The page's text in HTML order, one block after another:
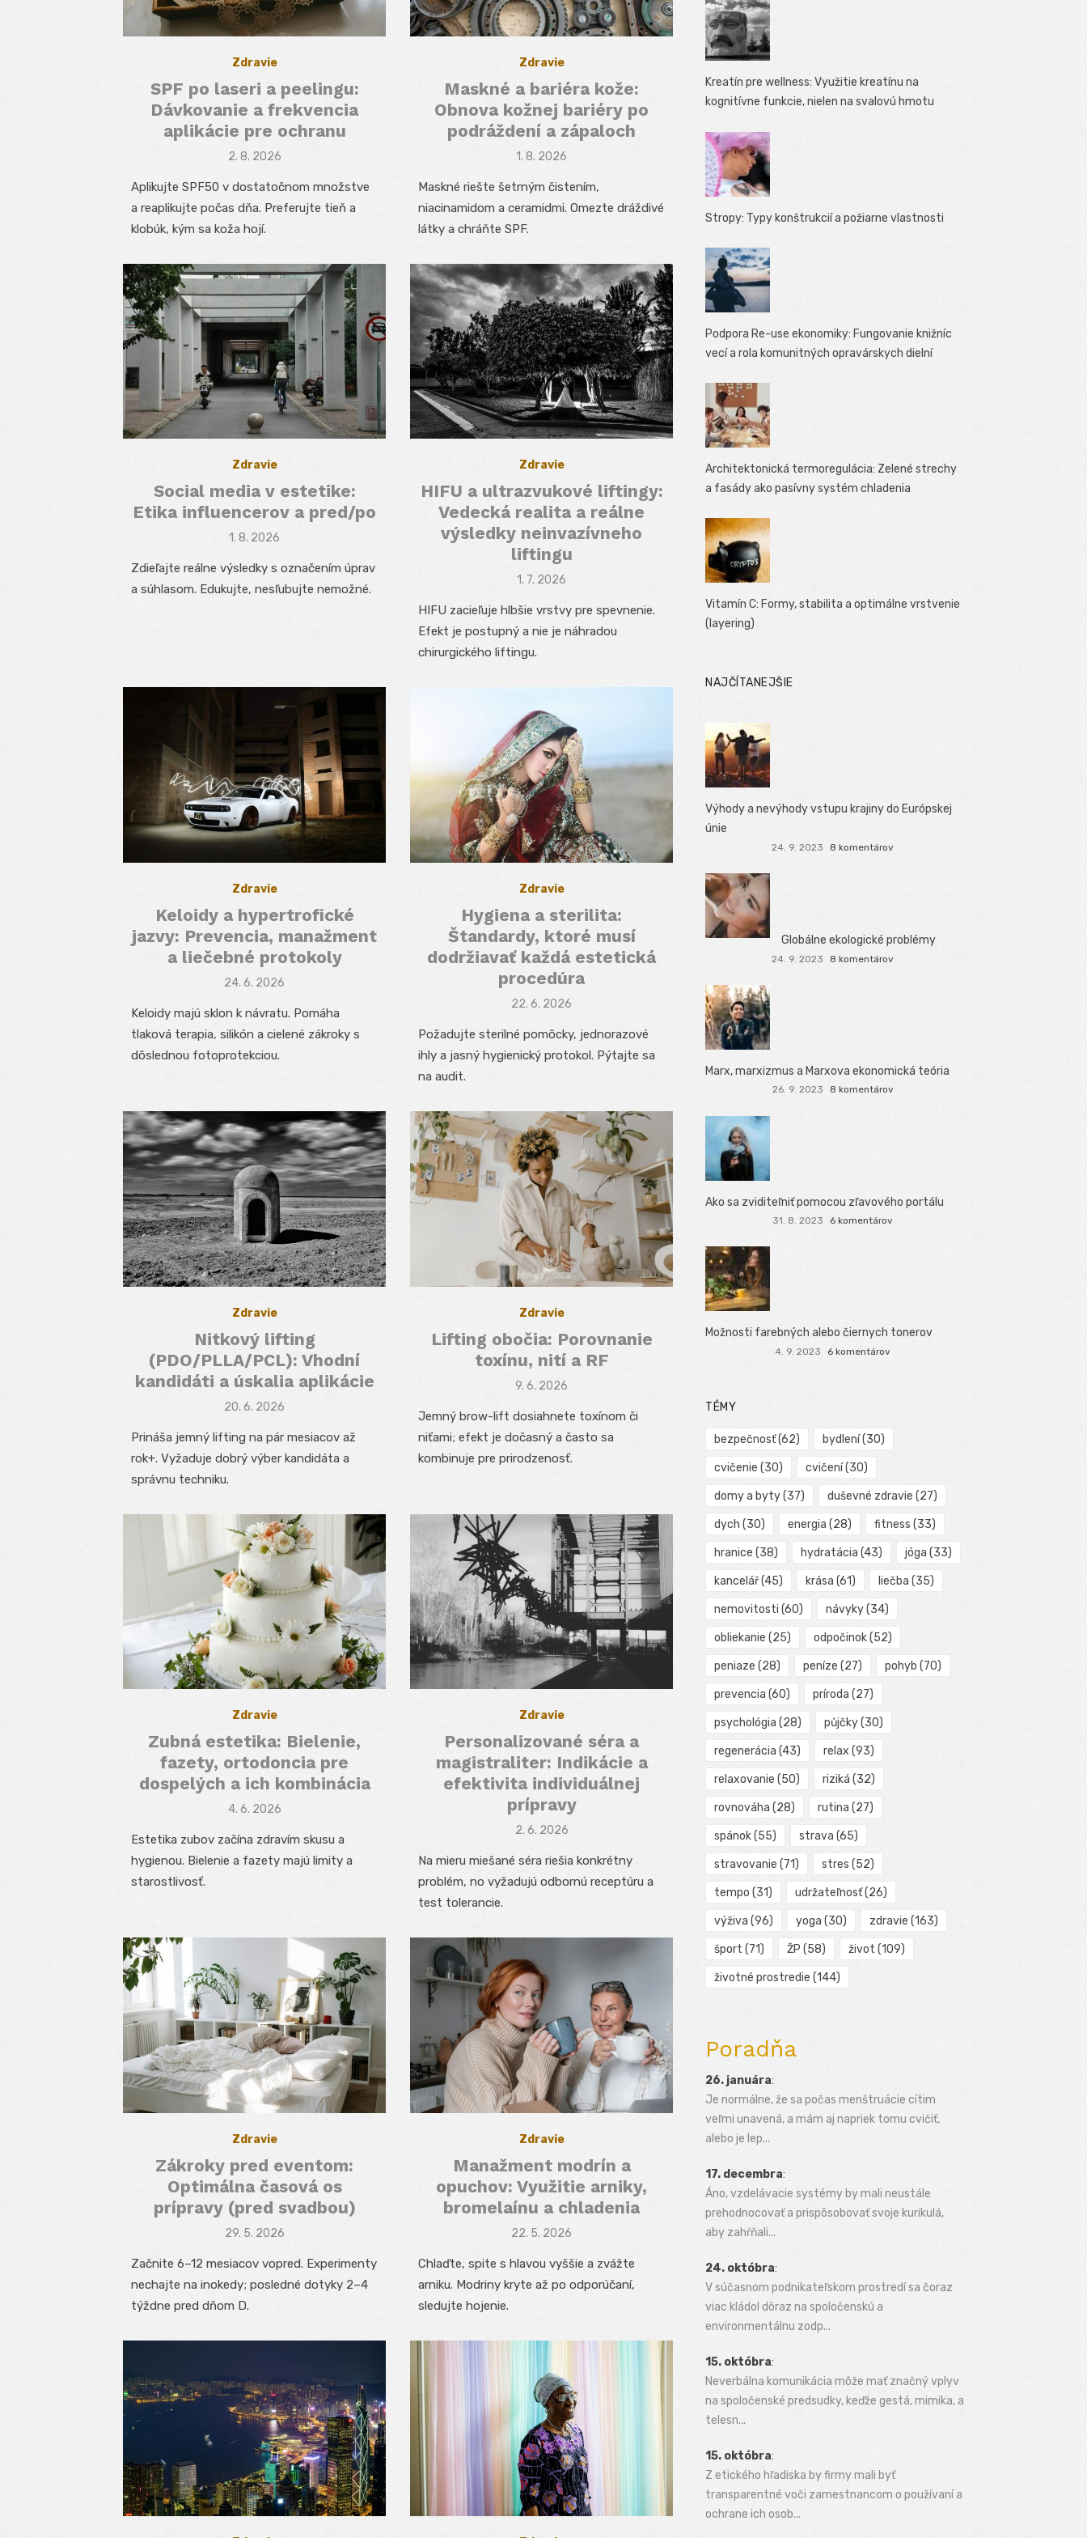
Zdravie
SPF po laseri a peelingu:
Dávkovanie a frekvencia
aplikácie pre ochranu
Posted
2. 8. 2026
Aplikujte SPF50 v dostatočnom množstve
a reaplikujte počas dňa. Preferujte tieň a
klobúk, kým sa koža hojí.
Zdravie
Maskné a bariéra kože:
Obnova kožnej bariéry po
podráždení a zápaloch
Posted
1. 8. 2026
Maskné riešte šetrným čistením,
niacinamidom a ceramidmi. Omezte dráždivé
látky a chráňte SPF.
Zdravie
Social media v estetike:
Etika influencerov a pred/po
Posted
1. 8. 2026
Zdieľajte reálne výsledky s označením úprav
a súhlasom. Edukujte, nesľubujte nemožné.
Zdravie
HIFU a ultrazvukové liftingy:
Vedecká realita a reálne
výsledky neinvazívneho
liftingu
Posted
1. 7. 2026
HIFU zacieľuje hlbšie vrstvy pre spevnenie.
Efekt je postupný a nie je náhradou
chirurgického liftingu.
Zdravie
Keloidy a hypertrofické
jazvy: Prevencia, manažment
a liečebné protokoly
Posted
24. 6. 2026
Keloidy majú sklon k návratu. Pomáha
tlaková terapia, silikón a cielené zákroky s
dôslednou fotoprotekciou.
Zdravie
Hygiena a sterilita:
Štandardy, ktoré musí
dodržiavať každá estetická
procedúra
Posted
22. 6. 2026
Požadujte sterilné pomôcky, jednorazové
ihly a jasný hygienický protokol. Pýtajte sa
na audit.
Zdravie
Nitkový lifting
(PDO/PLLA/PCL): Vhodní
kandidáti a úskalia aplikácie
Posted
20. 6. 2026
Prináša jemný lifting na pár mesiacov až
rok+. Vyžaduje dobrý výber kandidáta a
správnu techniku.
Zdravie
Lifting obočia: Porovnanie
toxínu, nití a RF
Posted
9. 6. 2026
Jemný brow-lift dosiahnete toxínom či
niťami; efekt je dočasný a často sa
kombinuje pre prirodzenosť.
Zdravie
Zubná estetika: Bielenie,
fazety, ortodoncia pre
dospelých a ich kombinácia
Posted
4. 6. 2026
Estetika zubov začína zdravím skusu a
hygienou. Bielenie a fazety majú limity a
starostlivosť.
Zdravie
Personalizované séra a
magistraliter: Indikácie a
efektivita individuálnej
prípravy
Posted
2. 6. 2026
Na mieru miešané séra riešia konkrétny
problém, no vyžadujú odbornú receptúru a
test tolerancie.
Zdravie
Zákroky pred eventom:
Optimálna časová os
prípravy (pred svadbou)
Posted
29. 5. 2026
Začnite 6–12 mesiacov vopred. Experimenty
nechajte na inokedy; posledné dotyky 2–4
týždne pred dňom D.
Zdravie
Manažment modrín a
opuchov: Využitie arniky,
bromelaínu a chladenia
Posted
22. 5. 2026
Chlaďte, spite s hlavou vyššie a zvážte
arniku. Modriny kryte až po odporúčaní,
sledujte hojenie.
Kreatín pre wellness: Využitie kreatínu na
kognitívne funkcie, nielen na svalovú hmotu
Stropy: Typy konštrukcií a požiarne vlastnosti
Podpora Re-use ekonomiky: Fungovanie knižníc
vecí a rola komunitných opravárskych dielní
Architektonická termoregulácia: Zelené strechy
a fasády ako pasívny systém chladenia
Vitamín C: Formy, stabilita a optimálne vrstvenie
(layering)
NAJČÍTANEJŠIE
Výhody a nevýhody vstupu krajiny do Európskej
únie
24. 9. 2023 8 komentárov
Globálne ekologické problémy
24. 9. 2023 8 komentárov
Marx, marxizmus a Marxova ekonomická teória
26. 9. 2023 8 komentárov
Ako sa zviditeľniť pomocou zľavového portálu
31. 8. 2023 6 komentárov
Možnosti farebných alebo čiernych tonerov
4. 9. 2023 6 komentárov
TÉMY
bezpečnosť(62) bydlení(30)
cvičenie (30) cvičení(30)
domy a byty(37) duševné zdravie (27)
dych (30) energia (28) fitness (33)
hranice (38) hydratácia (43) jóga (33)
kancelář(45) krása (61) liečba (35)
nemovitosti (60) návyky(34)
obliekanie (25) odpočinok(52)
peniaze (28) peníze (27) pohyb (70)
prevencia (60) príroda (27)
psychológia (28) půjčky(30)
regenerácia (43) relax (93)
relaxovanie (50) riziká (32)
rovnováha (28) rutina (27)
spánok(55) strava (65)
stravovanie (71) stres (52)
tempo (31) udržateľnosť(26)
výživa (96) yoga (30) zdravie (163)
šport (71) ŽP (58) život (109)
životné prostredie (144)
Poradňa
26. januára:
Je normálne, že sa počas menštruácie cítim
veľmi unavená, a mám aj napriek tomu cvičiť,
alebo je lep...
17. decembra:
Áno, vzdelávacie systémy by mali neustále
prehodnocovať a prispôsobovať svoje kurikulá,
aby zahŕňali...
24. októbra:
V súčasnom podnikateľskom prostredí sa čoraz
viac kládol dôraz na spoločenskú a
environmentálnu zodp...
15. októbra:
Neverbálna komunikácia môže mať značný vplyv
na spoločenské predsudky, keďže gestá, mimika, a
telesn...
15. októbra:
Z etického hľadiska by firmy mali byť
transparentné voči zamestnancom o používaní a
ochrane ich osob...